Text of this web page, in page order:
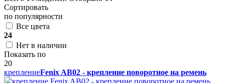
Сортировать
по популярности
Все цвета
24
Нет в наличии
Показать по
20
креплениеFenix AB02 - крепление поворотное на ремень